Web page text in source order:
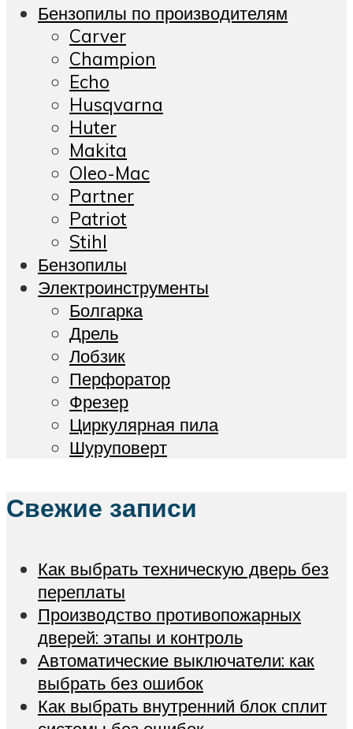
Бензопилы по производителям
Carver
Champion
Echo
Husqvarna
Huter
Makita
Oleo-Mac
Partner
Patriot
Stihl
Бензопилы
Электроинструменты
Болгарка
Дрель
Лобзик
Перфоратор
Фрезер
Циркулярная пила
Шуруповерт
Свежие записи
Как выбрать техническую дверь без
переплаты
Производство противопожарных
дверей: этапы и контроль
Автоматические выключатели: как
выбрать без ошибок
Как выбрать внутренний блок сплит